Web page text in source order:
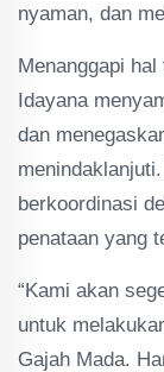
nyaman, dan
Menanggapi
Idayana
dan
berkoordinasi
penataan yang
“Kami akan
untuk
Gajah Mada.